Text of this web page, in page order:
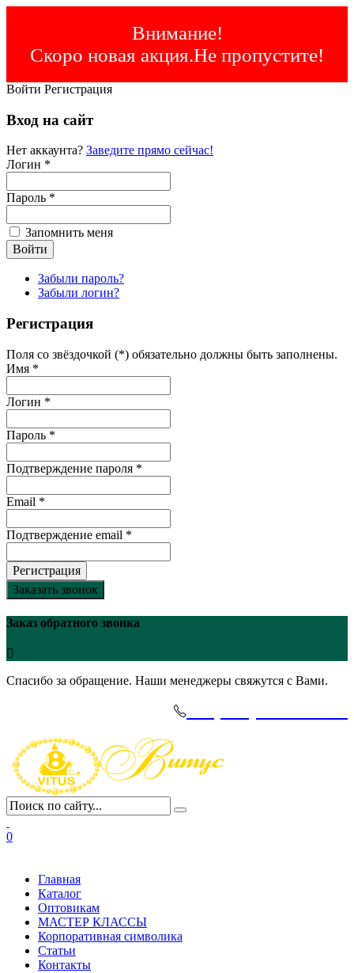
Внимание!
Скоро новая акция.Не пропустите!
Войти Регистрация
Вход на сайт
Нет аккаунта? Заведите прямо сейчас!
Логин *
Пароль *
Запомнить меня
Забыли пароль?
Забыли логин?
Регистрация
Поля со звёздочкой (*) обязательно должны быть заполнены.
Имя *
Логин *
Пароль *
Подтверждение пароля *
Email *
Подтверждение email *
Регистрация
Заказать звонок
Заказ обратного звонка
Спасибо за обращение. Наши менеджеры свяжутся с Вами.
0
Главная
Каталог
Оптовикам
МАСТЕР КЛАССЫ
Корпоративная символика
Статьи
Контакты